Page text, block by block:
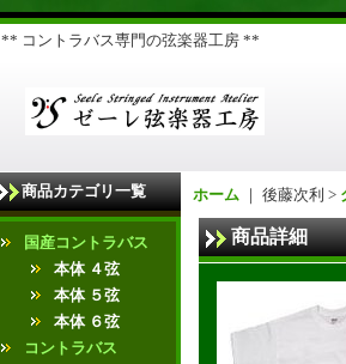
** コントラバス専門の弦楽器工房 **
商品カテゴリ一覧
国産コントラバス
本体 ４弦
本体 ５弦
本体 ６弦
コントラバス
ホーム ｜ 後藤次利 >
商品詳細